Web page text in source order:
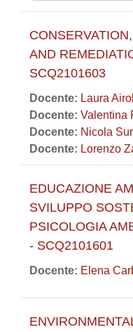
AND
SCQ2101603
Docente: Laura
Docente: Valentina
Docente: Nicola
Docente: Lorenzo
EDUCAZIONE
SVILUPPO
PSICOLOGIA
- SCQ2101601
Docente: Elena